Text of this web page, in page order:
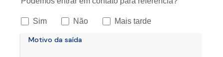
Sim Não Mais tarde
Motivo da saída